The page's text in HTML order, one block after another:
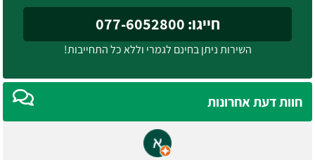
חייגו: 077-6052800
השירות ניתן בחינם לגמרי וללא כל התחייבות!
חוות דעת אחרונות